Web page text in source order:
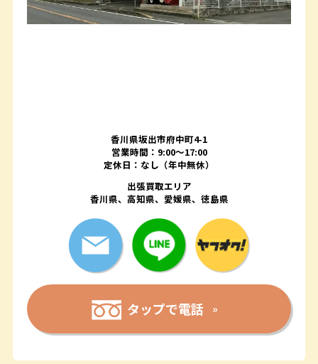
香川県坂出市府中町4-1
営業時間：9:00～17:00
定休日：なし（年中無休）
出張買取エリア
香川県、高知県、愛媛県、徳島県
タップで電話